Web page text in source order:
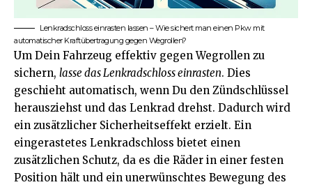
Lenkradschloss einrasten lassen – Wie sichert man einen Pkw mit
automatischer Kraftübertragung gegen Wegrollen?
Um Dein Fahrzeug effektiv gegen Wegrollen zu
sichern, lasse das Lenkradschloss einrasten. Dies
geschieht automatisch, wenn Du den Zündschlüssel
herausziehst und das Lenkrad drehst. Dadurch wird
ein zusätzlicher Sicherheitseffekt erzielt. Ein
eingerastetes Lenkradschloss bietet einen
zusätzlichen Schutz, da es die Räder in einer festen
Position hält und ein unerwünschtes Bewegung des